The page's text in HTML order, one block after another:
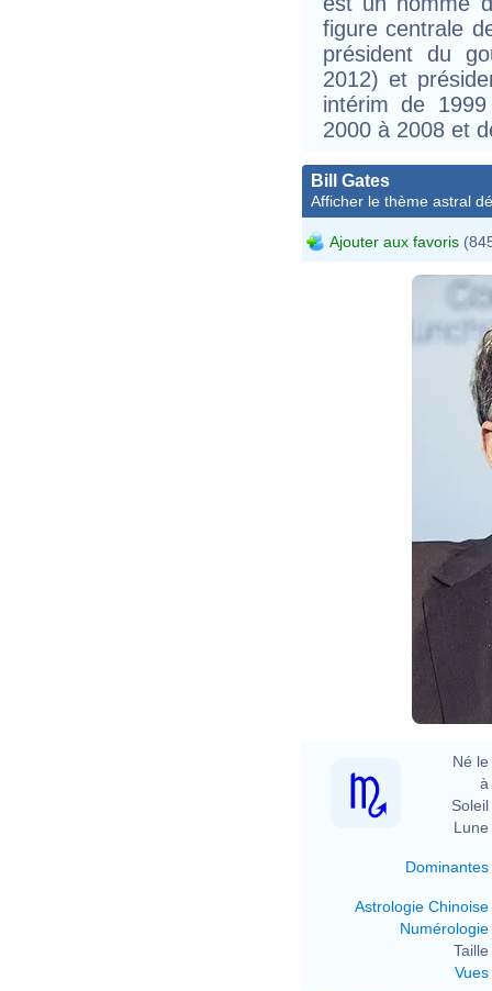
figure centrale
président du
2012) et
intérim de
2000 à 2008 et
Bill Gates
Afficher le thème astral
Ajouter aux favoris
Né le
à
Soleil
Lune
Dominantes
Astrologie Chinoise
Numérologie
Taille
Vues